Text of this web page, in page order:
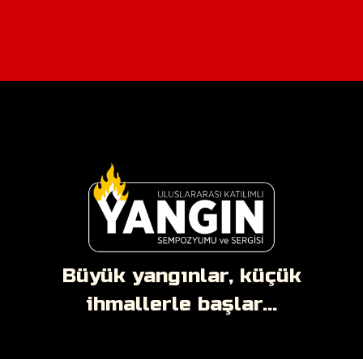
Büyük yangınlar, küçük
ihmallerle başlar...